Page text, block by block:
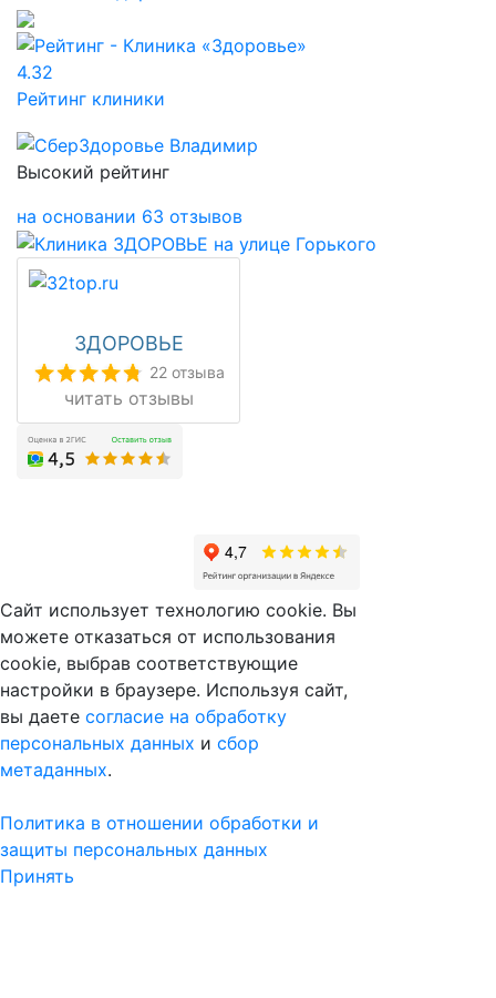
4.32
Рейтинг клиники
Высокий рейтинг
на основании 63 отзывов
ЗДОРОВЬЕ
22 отзыва
читать отзывы
Сайт использует технологию cookie. Вы
можете отказаться от использования
cookie, выбрав соответствующие
настройки в браузере. Используя сайт,
вы даете согласие на обработку
персональных данных и сбор
метаданных.
Политика в отношении обработки и
защиты персональных данных
Принять